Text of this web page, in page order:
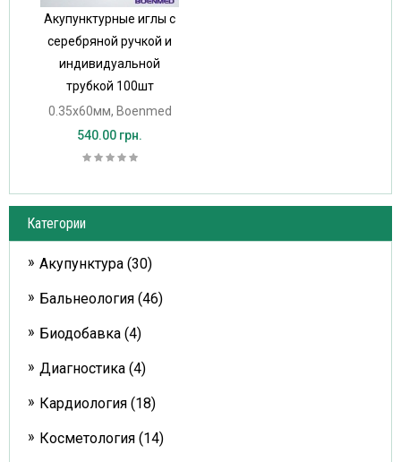
Акупунктурные иглы с
серебряной ручкой и
индивидуальной
трубкой 100шт
0.35х60мм, Boenmed
540.00 грн.
Категории
Акупунктура (30)
Бальнеология (46)
Биодобавка (4)
Диагностика (4)
Кардиология (18)
Косметология (14)